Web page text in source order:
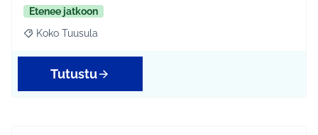
Etenee jatkoon
Rajaa tulokset aihepiirin mukaan: Koko Tuusula
Koko Tuusula
Tutustu